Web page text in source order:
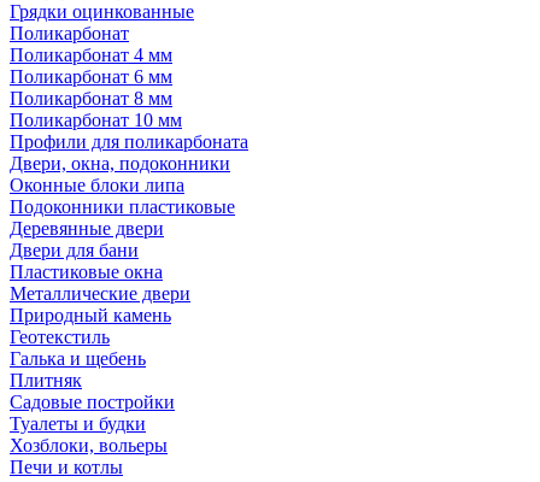
Грядки оцинкованные
Поликарбонат
Поликарбонат 4 мм
Поликарбонат 6 мм
Поликарбонат 8 мм
Поликарбонат 10 мм
Профили для поликарбоната
Двери, окна, подоконники
Оконные блоки липа
Подоконники пластиковые
Деревянные двери
Двери для бани
Пластиковые окна
Металлические двери
Природный камень
Геотекстиль
Галька и щебень
Плитняк
Садовые постройки
Туалеты и будки
Хозблоки, вольеры
Печи и котлы